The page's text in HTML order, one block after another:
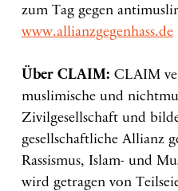
zum Tag gegen
www.allianzgegenhass.de
Über CLAIM: CLAIM
muslimische und
Zivilgesellschaft und
gesellschaftliche Allianz
Rassismus, Islam- und
wird getragen von